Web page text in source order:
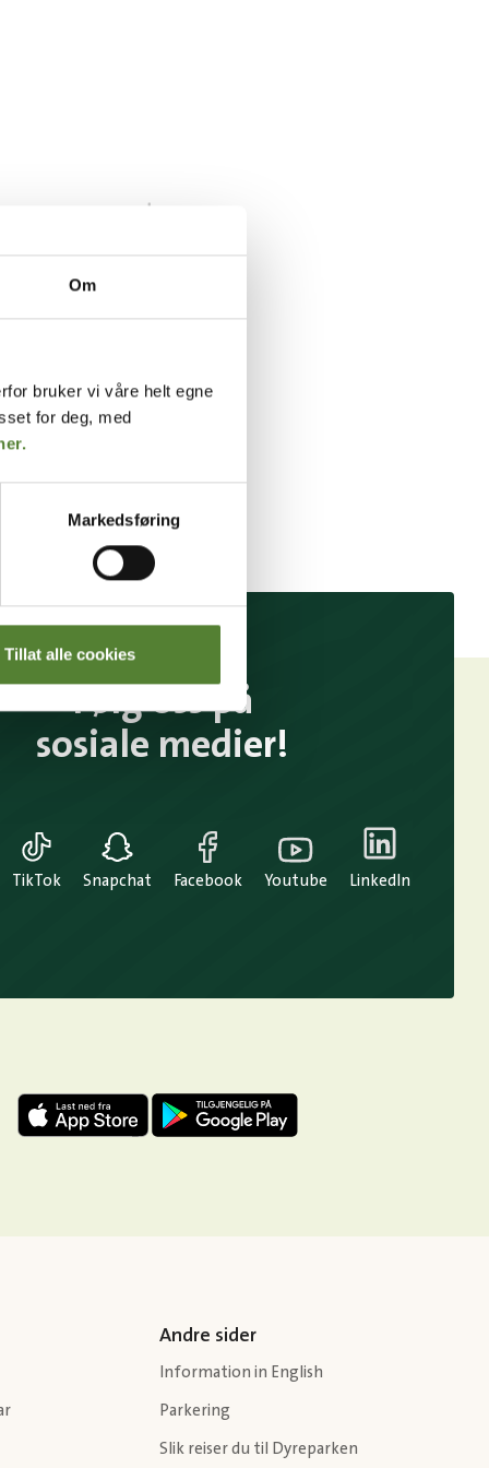
Om
bruker vi våre helt egne
for deg, med
Markedsføring
Tillat alle cookies
Følg oss på
sosiale medier!
TikTok Snapchat Facebook Youtube LinkedIn
Andre sider
Information in English
Parkering
Slik reiser du til Dyreparken